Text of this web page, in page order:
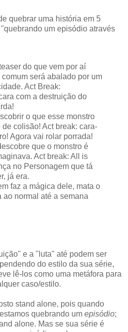
quebrar uma história em 5
um episódio através
do que vem por aí
comum será abalado por um
Act Break:
com a destruição do
o que esse monstro
colisão! Act break: cara-
Agora vai rolar porrada!
que o monstro é
Act break: All is
no Personagem que tá
já era.
faz a mágica dele, mata o
ao normal até a semana
e a "luta" até podem ser
do estilo da sua série,
lê-los como uma metáfora para
caso/estilo.
stand alone, pois quando
quebrando um episódio;
alone. Mas se sua série é